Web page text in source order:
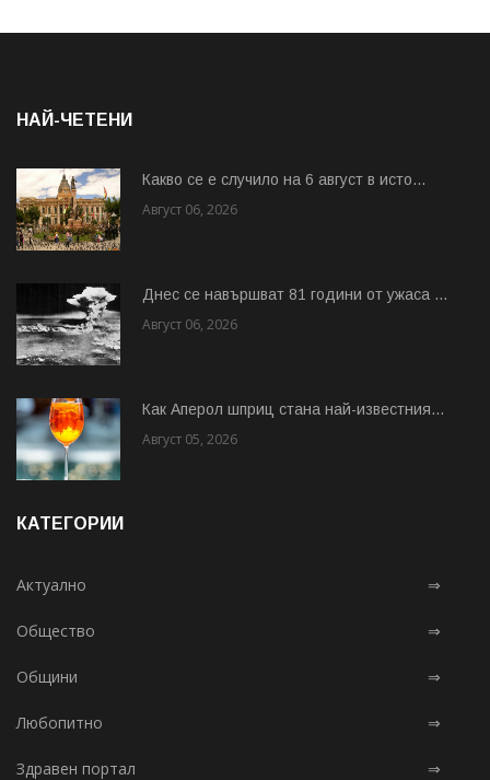
НАЙ-ЧЕТЕНИ
Какво се е случило на 6 август в исто...
Август 06, 2026
Днес се навършват 81 години от ужаса ...
Август 06, 2026
Как Аперол шприц стана най-известния...
Август 05, 2026
КАТЕГОРИИ
Актуално ⇒
Общество ⇒
Общини ⇒
Любопитно ⇒
Здравен портал ⇒